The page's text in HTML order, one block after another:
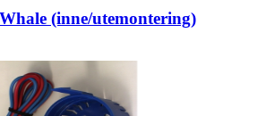
(inne/utemontering)